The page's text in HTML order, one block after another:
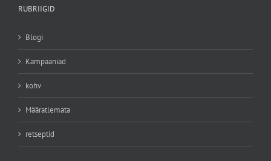
RUBRIIGID
Blogi
Kampaaniad
kohv
Määratlemata
retseptid